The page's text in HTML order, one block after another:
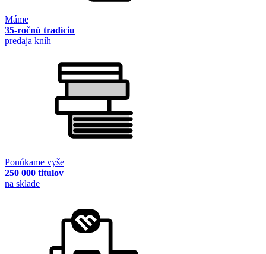
Máme
35-ročnú tradíciu
predaja kníh
Ponúkame vyše
250 000 titulov
na sklade